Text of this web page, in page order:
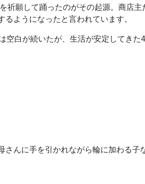
願して踊ったのがその起源。商店主
るようになったと言われています。
白が続いたが、生活が安定してきた
んに手を引かれながら輪に加わる子